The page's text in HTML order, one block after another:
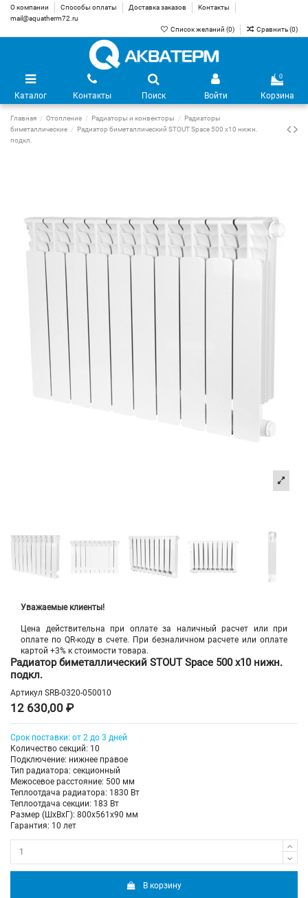
О компании Способы оплаты Доставка заказов
Контакты
mail@aquatherm72.ru
Список желаний (0) Сравнить (0)
Каталог Контакты Поиск Войти
0
Корзина
Главная Отопление Радиаторы и конвекторы
Радиаторы
биметаллические
Радиатор биметаллический STOUT Space 500 х10 нижн.
подкл.
Уважаемые клиенты!
Цена действительна при оплате за наличный расчет или при
оплате по QR-коду в счете. При безналичном расчете или оплате
картой +3% к стоимости товара.
Радиатор биметаллический STOUT Space 500 х10 нижн.
подкл.
Артикул SRB-0320-050010
12 630,00 ₽
Срок поставки: от 2 до 3 дней
Количество секций: 10
Подключение: нижнее правое
Тип радиатора: секционный
Межосевое расстояние: 500 мм
Теплоотдача радиатора: 1830 Вт
Теплоотдача секции: 183 Вт
Размер (ШхВхГ): 800х561х90 мм
Гарантия: 10 лет
В корзину